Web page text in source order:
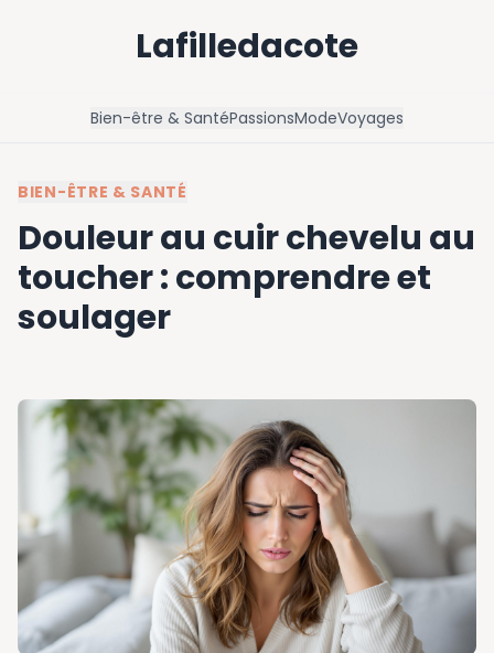
Lafilledacote
Bien-être & SantéPassionsModeVoyages
BIEN-ÊTRE & SANTÉ
Douleur au cuir chevelu au
toucher : comprendre et
soulager